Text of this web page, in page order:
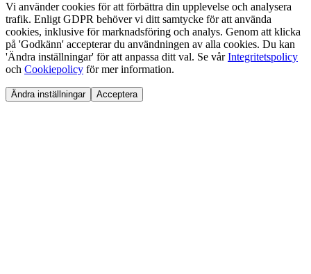
Vi använder cookies för att förbättra din upplevelse och analysera
trafik. Enligt GDPR behöver vi ditt samtycke för att använda
cookies, inklusive för marknadsföring och analys. Genom att klicka
på 'Godkänn' accepterar du användningen av alla cookies. Du kan
'Ändra inställningar' för att anpassa ditt val. Se vårIntegritetspolicy
och Cookiepolicy för mer information.
Ändra inställningar Acceptera